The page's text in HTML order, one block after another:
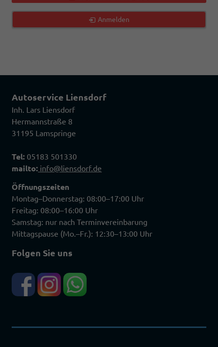
Anmelden
Autoservice Liensdorf
Inh. Lars Liensdorf
Hermannstraße 8
31195 Lamspringe
Tel: 05183 501330
mailto: info@liensdorf.de
Öffnungszeiten
Montag–Donnerstag: 08:00–17:00 Uhr
Freitag: 08:00–16:00 Uhr
Samstag: nur nach Terminvereinbarung
Mittagspause (Mo.–Fr.): 12:30–13:00 Uhr
Folgen Sie uns